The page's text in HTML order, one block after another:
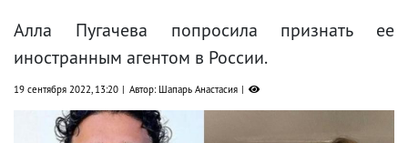
Алла Пугачева попросила признать ее
иностранным агентом в России.
19 сентября 2022, 13:20 Автор: Шапарь Анастасия